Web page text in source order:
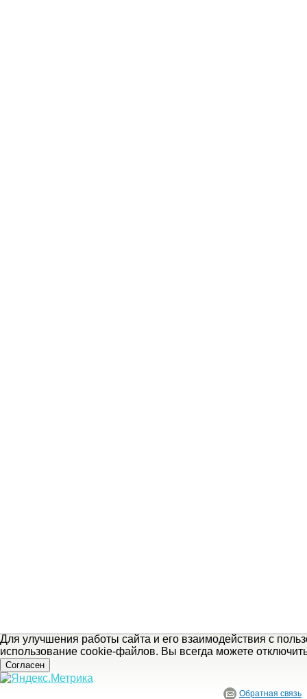
Для улучшения работы сайта и его взаимодействия с
использование cookie-файлов. Вы всегда можете
Согласен
Обратная связь